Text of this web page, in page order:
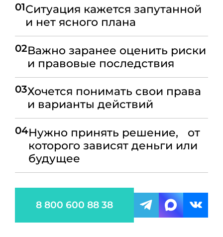
01Ситуация кажется запутанной
и нет ясного плана
02Важно заранее оценить риски
и правовые последствия
03Хочется понимать свои права
и варианты действий
04Нужно принять решение, от
которого зависят деньги или
будущее
8 800 600 88 38